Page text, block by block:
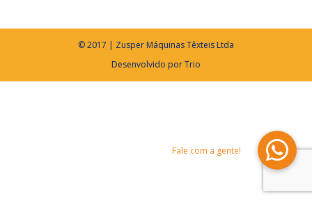
© 2017 | Zusper Máquinas Têxteis Ltda
Desenvolvido porTrio